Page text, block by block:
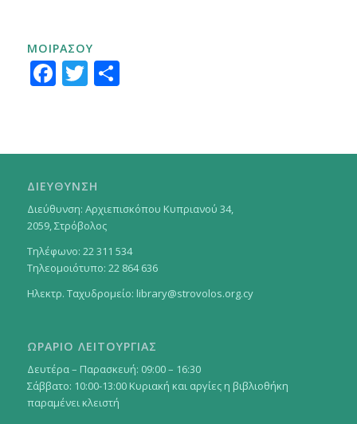
ΜΟΙΡΑΣΟΥ
Facebook
Twitter
Μοιραστείτε
ΔΙΕΥΘΥΝΣΗ
Διεύθυνση: Αρχιεπισκόπου Κυπριανού 34,
2059, Στρόβολος
Τηλέφωνο: 22 311 534
Τηλεομοιότυπο: 22 864 636
Ηλεκτρ. Ταχυδρομείο: library@strovolos.org.cy
ΩΡΑΡΙΟ ΛΕΙΤΟΥΡΓΙΑΣ
Δευτέρα – Παρασκευή: 09:00 – 16:30
Σάββατο: 10:00-13:00 Κυριακή και αργίες η βιβλιοθήκη
παραμένει κλειστή